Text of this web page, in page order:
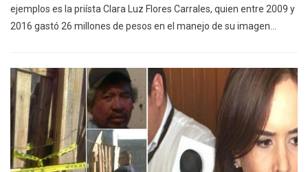
ejemplos es la priísta Clara Luz Flores Carrales, quien entre 2009 y
2016 gastó 26 millones de pesos en el manejo de su imagen…